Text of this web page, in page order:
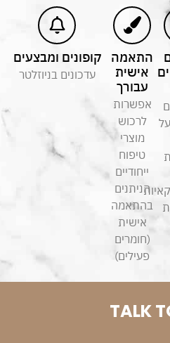
התאמה
אישית
עבורך
אפשרות
לרכוש
מוצרי
טיפוח
ייחודיים
הניתנים
בהתאמה
אישית
(חומרים
פעילים)
קופונים ומבצעים
עדכונים בניוזלטר
TALK